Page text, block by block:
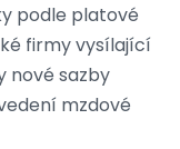
podle platové
firmy vysílající
nové sazby
mzdové